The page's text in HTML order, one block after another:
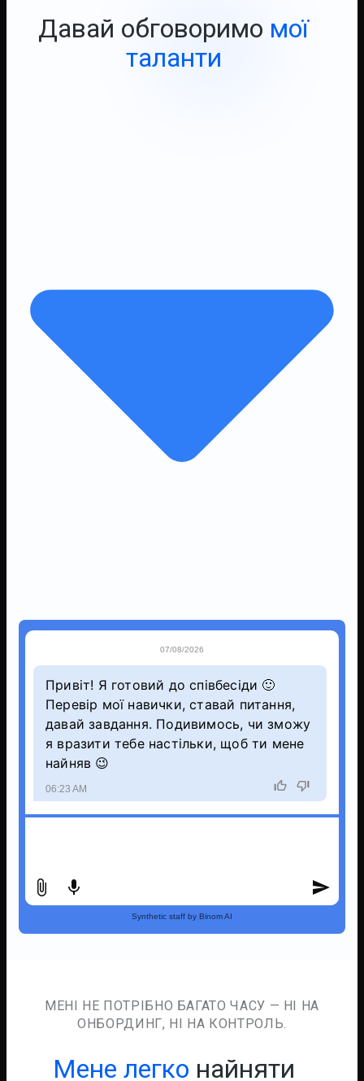
Давай обговоримо мої
таланти
07/08/2026
Привіт! Я готовий до співбесіди 🙂
Перевір мої навички, ставай питання,
давай завдання. Подивимось, чи зможу
я вразити тебе настільки, щоб ти мене
найняв 😉
06:23 AM
Synthetic staff by Binom AI
МЕНІ НЕ ПОТРІБНО БАГАТО ЧАСУ — НІ НА
ОНБОРДИНГ, НІ НА КОНТРОЛЬ.
Мене легко найняти